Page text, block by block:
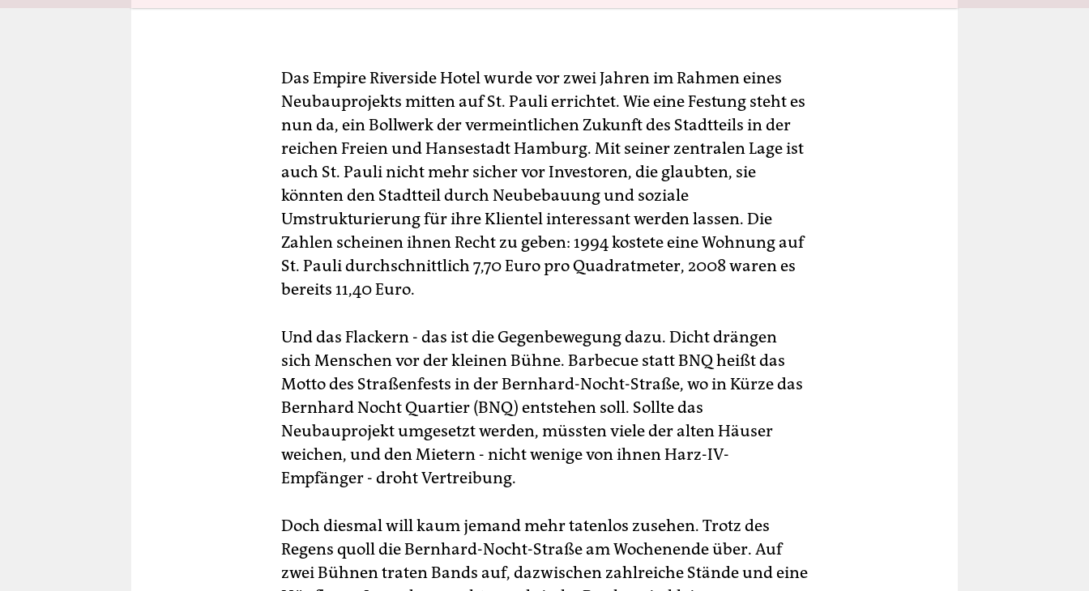
Das Empire Riverside Hotel wurde vor zwei Jahren im Rahmen eines
Neubauprojekts mitten auf St. Pauli errichtet. Wie eine Festung steht es
nun da, ein Bollwerk der vermeintlichen Zukunft des Stadtteils in der
reichen Freien und Hansestadt Hamburg. Mit seiner zentralen Lage ist
auch St. Pauli nicht mehr sicher vor Investoren, die glaubten, sie
könnten den Stadtteil durch Neubebauung und soziale
Umstrukturierung für ihre Klientel interessant werden lassen. Die
Zahlen scheinen ihnen Recht zu geben: 1994 kostete eine Wohnung auf
St. Pauli durchschnittlich 7,70 Euro pro Quadratmeter, 2008 waren es
bereits 11,40 Euro.
Und das Flackern - das ist die Gegenbewegung dazu. Dicht drängen
sich Menschen vor der kleinen Bühne. Barbecue statt BNQ heißt das
Motto des Straßenfests in der Bernhard-Nocht-Straße, wo in Kürze das
Bernhard Nocht Quartier (BNQ) entstehen soll. Sollte das
Neubauprojekt umgesetzt werden, müssten viele der alten Häuser
weichen, und den Mietern - nicht wenige von ihnen Harz-IV-
Empfänger - droht Vertreibung.
Doch diesmal will kaum jemand mehr tatenlos zusehen. Trotz des
Regens quoll die Bernhard-Nocht-Straße am Wochenende über. Auf
zwei Bühnen traten Bands auf, dazwischen zahlreiche Stände und eine